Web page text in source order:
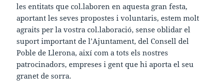
les entitats que col.laboren en aquesta gran festa,
aportant les seves propostes i voluntaris, estem molt
agraits per la vostra col.laboració, sense oblidar el
suport important de l’Ajuntament, del Consell del
Poble de Llerona, així com a tots els nostres
patrocinadors, empreses i gent que hi aporta el seu
granet de sorra.